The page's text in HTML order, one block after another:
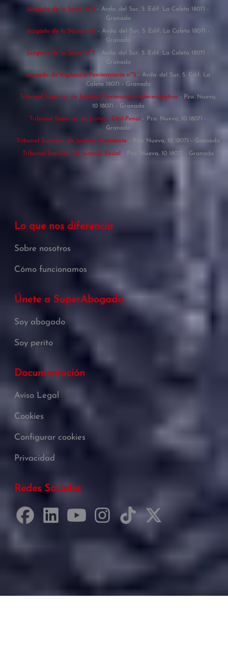
Juzgado de lo Social nº5 - Avda. del Sur, 5. Edif. La Caleta 18071 -
Granada
Juzgado de lo Social nº6 - Avda. del Sur, 5. Edif. La Caleta 18071 -
Granada
Juzgado de lo Social nº7 - Avda. del Sur, 5. Edif. La Caleta 18071 -
Granada
Juzgado de Vigilancia Penitenciaria nº5 - Avda. del Sur, 5. Edif. La
Caleta 18071 - Granada
Tribunal Superior de Justicia, Contencioso-Administrativo - Pza. Nueva,
10 18071 - Granada
Tribunal Superior de Justicia, Civil-Penal - Pza. Nueva, 10 18071 -
Granada
Tribunal Superior de Justicia, Presidente - Pza. Nueva, 10 18071 - Granada
Tribunal Superior de Justicia, Social - Pza. Nueva, 10 18071 - Granada
Lo que nos diferencia
Sobre nosotros
Cómo funcionamos
Únete a SuperAbogado
Soy abogado
Soy perito
Documentación
Aviso Legal
Cookies
Configurar cookies
Privacidad
Redes Sociales